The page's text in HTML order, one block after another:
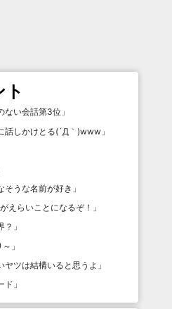
ない会話第3位 」
話しかけとる(´Д｀)www 」
そうな名前が好き 」
えらいことになるぞ！
」
？ 」
」
ヤツは結構いると思うよ 」
ド 」